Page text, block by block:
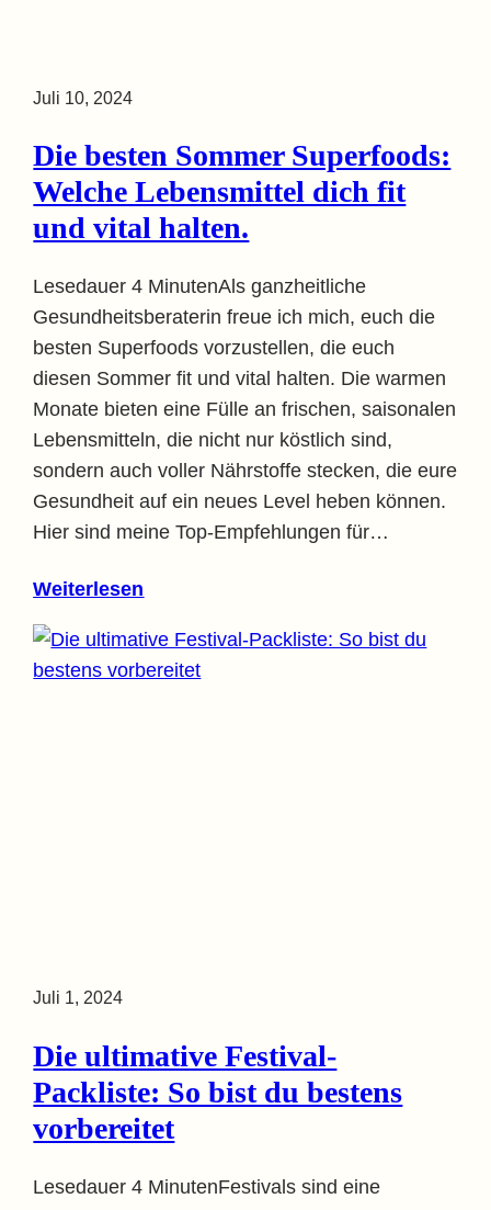
Juli 10, 2024
Die besten Sommer Superfoods:
Welche Lebensmittel dich fit
und vital halten.
Lesedauer 4 MinutenAls ganzheitliche
Gesundheitsberaterin freue ich mich, euch die
besten Superfoods vorzustellen, die euch
diesen Sommer fit und vital halten. Die warmen
Monate bieten eine Fülle an frischen, saisonalen
Lebensmitteln, die nicht nur köstlich sind,
sondern auch voller Nährstoffe stecken, die eure
Gesundheit auf ein neues Level heben können.
Hier sind meine Top-Empfehlungen für…
Weiterlesen
Juli 1, 2024
Die ultimative Festival-
Packliste: So bist du bestens
vorbereitet
Lesedauer 4 MinutenFestivals sind eine